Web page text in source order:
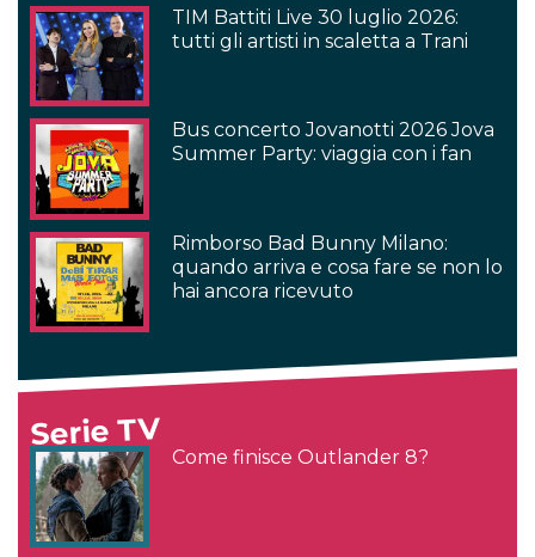
TIM Battiti Live 30 luglio 2026:
tutti gli artisti in scaletta a Trani
Bus concerto Jovanotti 2026 Jova
Summer Party: viaggia con i fan
Rimborso Bad Bunny Milano:
quando arriva e cosa fare se non lo
hai ancora ricevuto
Serie TV
Come finisce Outlander 8?